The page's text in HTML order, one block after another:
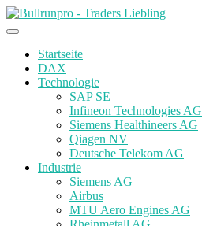
Startseite
DAX
Technologie
SAP SE
Infineon Technologies AG
Siemens Healthineers AG
Qiagen NV
Deutsche Telekom AG
Industrie
Siemens AG
Airbus
MTU Aero Engines AG